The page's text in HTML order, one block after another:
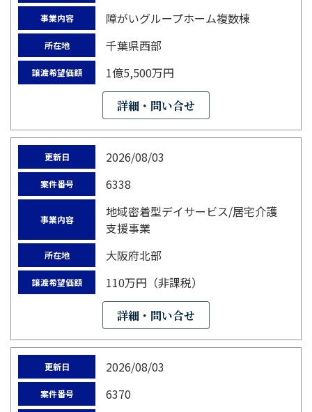
事業内容 障がいグループホーム複数棟
所在地 千葉県西部
譲渡希望価額 1億5,500万円
詳細・問い合せ
更新日 2026/08/03
案件番号 6338
事業内容
地域密着型デイサービス/居宅介護
支援事業
所在地 大阪府北部
譲渡希望価額 110万円（非課税）
詳細・問い合せ
更新日 2026/08/03
案件番号 6370